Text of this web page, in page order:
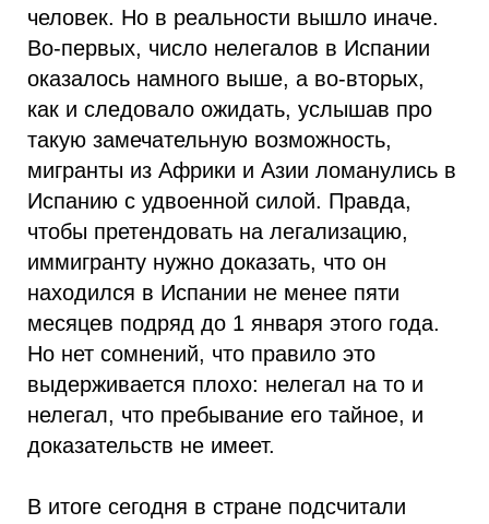
человек. Но в реальности вышло иначе.
Во-первых, число нелегалов в Испании
оказалось намного выше, а во-вторых,
как и следовало ожидать, услышав про
такую замечательную возможность,
мигранты из Африки и Азии ломанулись в
Испанию с удвоенной силой. Правда,
чтобы претендовать на легализацию,
иммигранту нужно доказать, что он
находился в Испании не менее пяти
месяцев подряд до 1 января этого года.
Но нет сомнений, что правило это
выдерживается плохо: нелегал на то и
нелегал, что пребывание его тайное, и
доказательств не имеет.
В итоге сегодня в стране подсчитали